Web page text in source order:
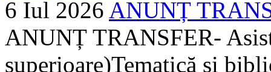
6 Iul 2026 ANUNȚ
ANUNȚ TRANSFER-
superioare)Tematică și